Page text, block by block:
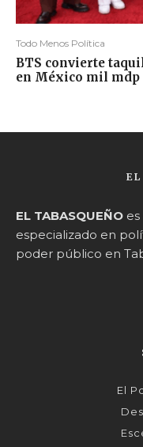
Todo Menos Política
BTS convierte
en México mil mdp
EL
EL TABASQUEÑO
especializado en
poder público en
El